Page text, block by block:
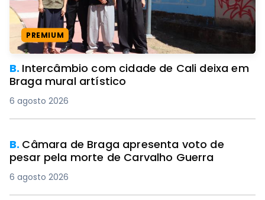
PREMIUM
B. Intercâmbio com cidade de Cali deixa em
Braga mural artístico
6 agosto 2026
B. Câmara de Braga apresenta voto de
pesar pela morte de Carvalho Guerra
6 agosto 2026